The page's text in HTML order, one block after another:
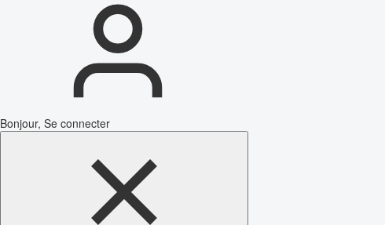
Bonjour, Se connecter